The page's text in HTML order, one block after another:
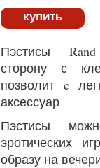
купить
Пэстисы
сторону с
позволит c
аксессуар
Пэстисы
эротических
образу на